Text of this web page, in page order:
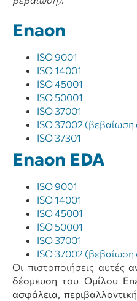
Enaon
ISO 9001
ISO 14001
ISO 45001
ΙSO 50001
ISO 37001
ISO 37002
ISO 37301
Enaon EDA
ISO 9001
ISO 14001
ISO 45001
ΙSO 50001
ISO 37001
ISO 37002
Οι πιστοποιήσεις αυτές
δέσμευση του Ομίλου
ασφάλεια,